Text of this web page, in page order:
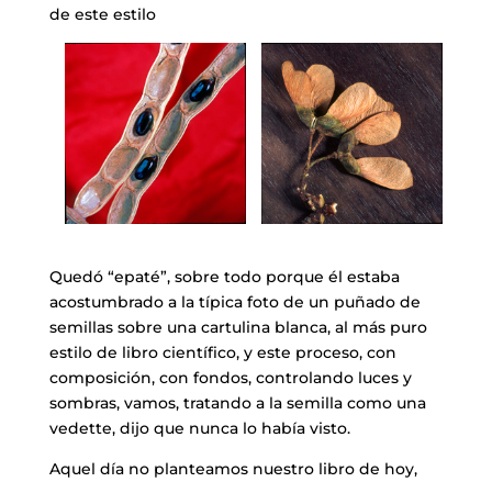
de este estilo
Quedó “epaté”, sobre todo porque él estaba
acostumbrado a la típica foto de un puñado de
semillas sobre una cartulina blanca, al más puro
estilo de libro científico, y este proceso, con
composición, con fondos, controlando luces y
sombras, vamos, tratando a la semilla como una
vedette, dijo que nunca lo había visto.
Aquel día no planteamos nuestro libro de hoy,